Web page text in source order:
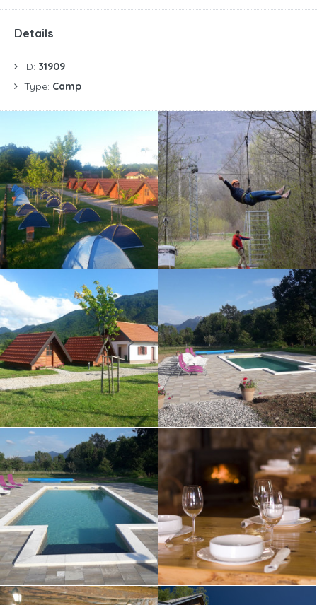
Details
ID: 31909
Type: Camp